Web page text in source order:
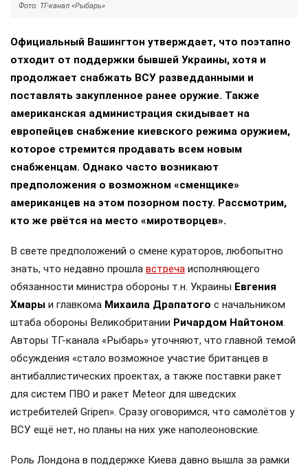
Фото: ТГ-канал «Рыбарь»
Официальный Вашингтон утверждает, что поэтапно
отходит от поддержки бывшей Украины, хотя и
продолжает снабжать ВСУ разведданными и
поставлять закупленное ранее оружие. Также
американская администрация скидывает на
европейцев снабжение киевского режима оружием,
которое стремится продавать всем новым
снабженцам. Однако часто возникают
предположения о возможном «сменщике»
американцев на этом позорном посту. Рассмотрим,
кто же рвётся на место «миротворцев».
В свете предположений о смене кураторов, любопытно
знать, что недавно прошла встреча исполняющего
обязанности министра обороны т.н. Украины Евгения
Хмары и главкома Михаила Драпатого с начальником
штаба обороны Великобритании Ричардом Найтоном.
Авторы ТГ-канала «Рыбарь» уточняют, что главной темой
обсуждения «стало возможное участие британцев в
антибаллистических проектах, а также поставки ракет
для систем ПВО и ракет Meteor для шведских
истребителей Gripen». Сразу оговоримся, что самолётов у
ВСУ ещё нет, но планы на них уже наполеоновские.
Роль Лондона в поддержке Киева давно вышла за рамки